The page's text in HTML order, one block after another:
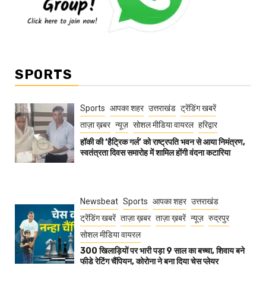
SPORTS
Sports आपका शहर उत्तराखंड ट्रेंडिंग खबरें
ताज़ा ख़बर न्यूज़ सोशल मीडिया वायरल हरिद्वार
हॉकी की ‘हैट्रिक गर्ल’ को राष्ट्रपति भवन से आया निमंत्रण,
स्वतंत्रता दिवस समारोह में शामिल होंगी वंदना कटारिया
Newsbeat Sports आपका शहर उत्तराखंड
ट्रेंडिंग खबरें ताज़ा ख़बर ताज़ा ख़बरें न्यूज़ रुद्रपुर
सोशल मीडिया वायरल
300 खिलाड़ियों पर भारी पड़ा 9 साल का बच्चा, शिवाय बने
फीडे रेटिंग चैंपियन, कोरोना ने बना दिया चेस प्लेयर